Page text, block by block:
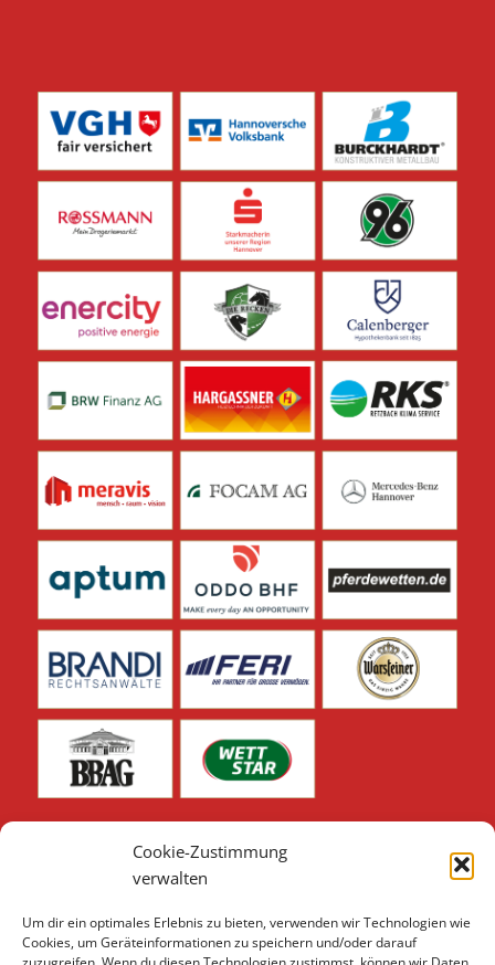
Cookie-Zustimmung
verwalten
Um dir ein optimales Erlebnis zu bieten, verwenden wir Technologien wie
Cookies, um Geräteinformationen zu speichern und/oder darauf
Unsere weiteren Sponsoren & Partner finden Sie hier: